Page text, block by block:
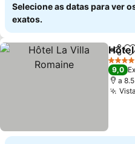
Selecione as datas para ver
exatos.
4
9,0
a